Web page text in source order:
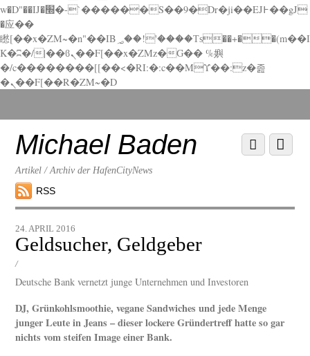
w�D"��IJ�׭�-`������S��9�Dr�ji��EJ߅��gJ
�应��
矁[��x�ZM~�n"��IB؃��!'����Тѕ��+��(m��I
K�ʭ�/|��ϐܢ��F[��x�ZMz�G�� %嬩
�/c��������[[��<�RI:�:c��MΎ��:z�졾
�ܢ��F[��R�ZM~�D
down
contentMichael Baden
Artikel / Archiv der HafenCityNews
RSS
Menu
Scroll
down
24. APRIL 2016
Geldsucher, Geldgeber
/
Deutsche Bank vernetzt junge Unternehmen und Investoren
DJ, Grünkohlsmoothie, vegane Sandwiches und jede Menge
junger Leute in Jeans – dieser lockere Gründertreff hatte so gar
nichts vom steifen Image einer Bank.